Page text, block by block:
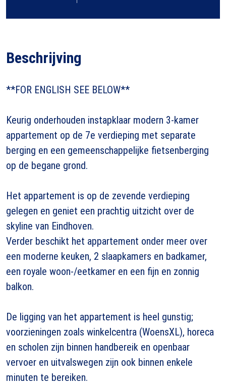
Beschrijving
**FOR ENGLISH SEE BELOW**
Keurig onderhouden instapklaar modern 3-kamer
appartement op de 7e verdieping met separate
berging en een gemeenschappelijke fietsenberging
op de begane grond.
Het appartement is op de zevende verdieping
gelegen en geniet een prachtig uitzicht over de
skyline van Eindhoven.
Verder beschikt het appartement onder meer over
een moderne keuken, 2 slaapkamers en badkamer,
een royale woon-/eetkamer en een fijn en zonnig
balkon.
De ligging van het appartement is heel gunstig;
voorzieningen zoals winkelcentra (WoensXL), horeca
en scholen zijn binnen handbereik en openbaar
vervoer en uitvalswegen zijn ook binnen enkele
minuten te bereiken.